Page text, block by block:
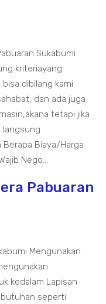
Sukabumi
kriteriayang
dibilang kami
dan ada juga
tetapi jika
langsung
Biaya/Harga
Nego...
Pabuaran
Mengunakan
kedalam Lapisan
seperti